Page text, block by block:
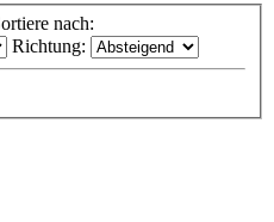
nach:
Richtung: